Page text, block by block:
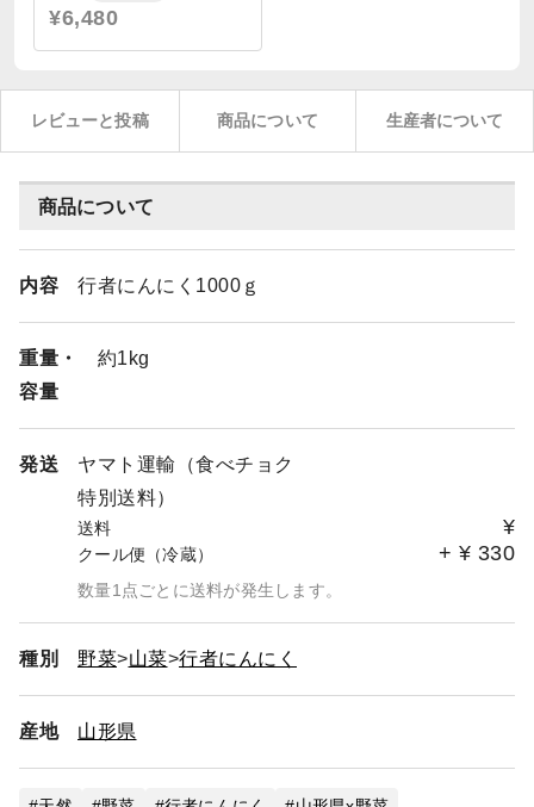
¥6,480
レビューと投稿 商品について 生産者について
商品について
内容 行者にんにく1000ｇ
重量・
容量
約1kg
発送
ヤマト運輸（食べチョク
特別送料）
送料 ¥
クール便（冷蔵） + ¥ 330
数量1点ごとに送料が発生します。
種別 野菜 山菜 行者にんにく
産地 山形県